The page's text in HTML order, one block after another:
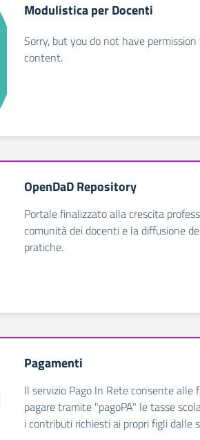
Modulistica per Docenti
Sorry, but you do not have
content.
OpenDaD Repository
Portale finalizzato alla crescita
comunità dei docenti e la diffusione
pratiche.
Pagamenti
Il servizio Pago In Rete consente alle
pagare tramite "pagoPA" le tasse
i contributi richiesti ai propri figli dalle